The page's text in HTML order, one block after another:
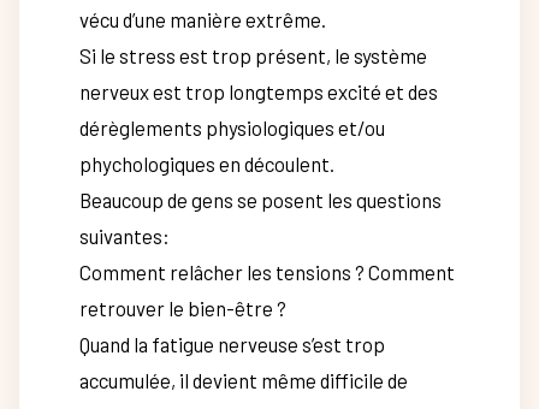
vécu d’une manière extrême.
Si le stress est trop présent, le système
nerveux est trop longtemps excité et des
dérèglements physiologiques et/ou
phychologiques en découlent.
Beaucoup de gens se posent les questions
suivantes:
Comment relâcher les tensions ? Comment
retrouver le bien-être ?
Quand la fatigue nerveuse s’est trop
accumulée, il devient même difficile de